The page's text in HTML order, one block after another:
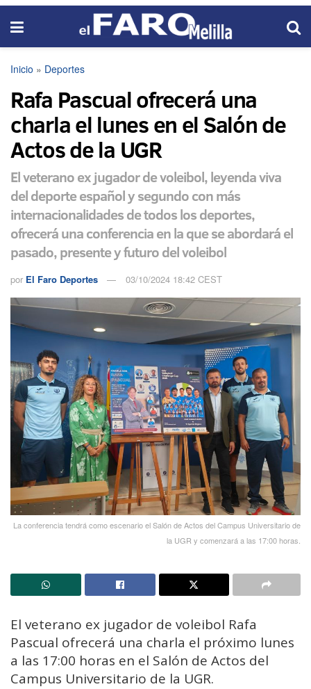
Inicio » Deportes
Rafa Pascual ofrecerá una
charla el lunes en el Salón de
Actos de la UGR
El veterano ex jugador de voleibol, leyenda viva
del deporte español y segundo con más
internacionalidades de todos los deportes,
ofrecerá una conferencia en la que se abordará el
pasado, presente y futuro del voleibol
por El Faro Deportes 03/10/2024 18:42 CEST
La conferencia tendrá como escenario el Salón de Actos del Campus Universitario de
la UGR y comenzará a las 17:00 horas.
El veterano ex jugador de voleibol Rafa
Pascual ofrecerá una charla el próximo lunes
a las 17:00 horas en el Salón de Actos del
Campus Universitario de la UGR.